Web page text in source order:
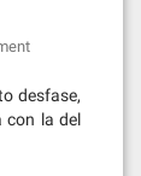
desfase,
con la del